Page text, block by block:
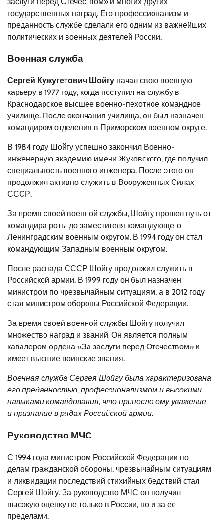
государственных наград. Его профессионализм и
преданность службе сделали его одним из важнейших
политических и военных деятелей России.
Военная служба
Сергей Кужугетович Шойгу начал свою военную
карьеру в 1977 году, когда поступил на службу в
Краснодарское высшее военно-пехотное командное
училище. После окончания училища, он был назначен
командиром отделения в Приморском военном округе.
В 1984 году Шойгу успешно закончил Военно-
инженерную академию имени Жуковского, где получил
специальность военного инженера. После этого он
продолжил активно служить в Вооруженных Силах
СССР.
За время своей военной службы, Шойгу прошел путь от
командира роты до заместителя командующего
Ленинградским военным округом. В 1994 году он стал
командующим Западным военным округом.
После распада СССР Шойгу продолжил служить в
Российской армии. В 1999 году он был назначен
министром по чрезвычайным ситуациям, а в 2012 году
стал министром обороны Российской Федерации.
За время своей военной службы Шойгу получил
множество наград и званий. Он является полным
кавалером ордена «За заслуги перед Отечеством» и
имеет высшие воинские звания.
Военная служба Сергея Шойгу была характеризована
его преданностью, профессионализмом и высокими
навыками командования, что принесло ему уважение
и признание в рядах Российской армии.
Руководство МЧС
С 1994 года министром Российской Федерации по
делам гражданской обороны, чрезвычайным ситуациям
и ликвидации последствий стихийных бедствий стал
Сергей Шойгу. За руководство МЧС он получил
высокую оценку не только в России, но и за ее
пределами.